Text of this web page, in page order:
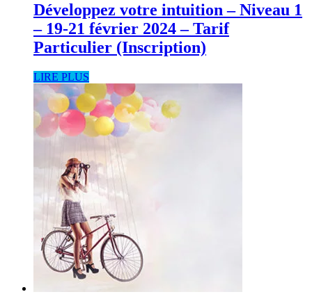
Développez votre intuition – Niveau 1
– 19-21 février 2024 – Tarif
Particulier (Inscription)
LIRE PLUS